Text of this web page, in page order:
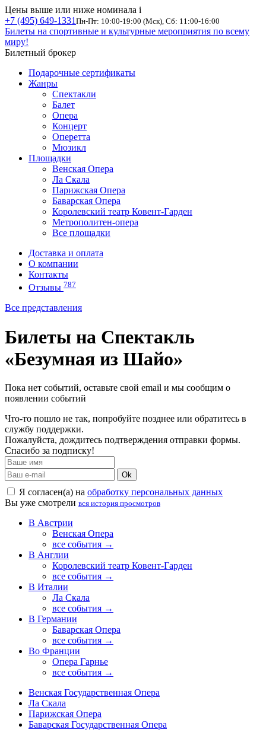
Цены выше или ниже номинала i
+7 (495) 649-1331 Пн-Пт: 10:00-19:00 (Мск), Сб: 11:00-16:00
Билеты на спортивные и культурные мероприятия по всему
миру!
Билетный брокер
Подарочные сертификаты
Жанры
Спектакли
Балет
Опера
Концерт
Оперетта
Мюзикл
Площадки
Венская Опера
Ла Скала
Парижская Опера
Баварская Опера
Королевский театр Ковент-Гарден
Метрополитен-опера
Все площадки
Доставка и оплата
О компании
Контакты
Отзывы 787
Все представления
Билеты на Спектакль
«Безумная из Шайо»
Пока нет событий, оставьте свой email и мы сообщим о
появлении событий
Что-то пошло не так, попробуйте позднее или обратитесь в
службу поддержки.
Пожалуйста, дождитесь подтверждения отправки формы.
Спасибо за подписку!
Ok
Я согласен(а) на обработку персональных данных
Вы уже смотрели вся история просмотров
В Австрии
Венская Опера
все события →
В Англии
Королевский театр Ковент-Гарден
все события →
В Италии
Ла Скала
все события →
В Германии
Баварская Опера
все события →
Во Франции
Опера Гарнье
все события →
Венская Государственная Опера
Ла Скала
Парижская Опера
Баварская Государственная Опера